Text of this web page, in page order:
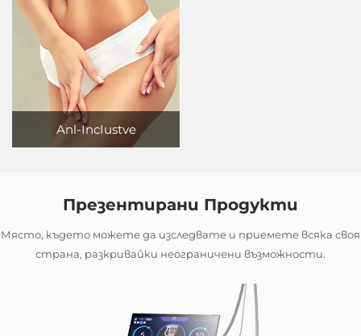
Anl-IncIustve
Презентирани Продукти
Място, където можете да изследвате и приемете всяка своя
страна, разкривайки неограничени възможности.